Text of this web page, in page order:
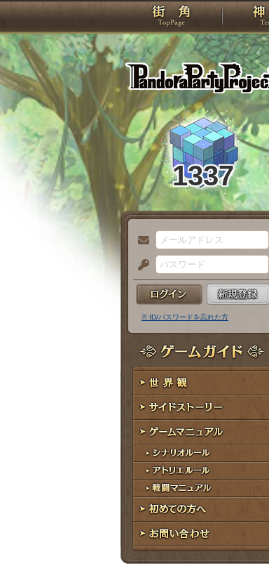
TOP
1337
メ
ー
ル
ア
ド
レ
ス
パ
ス
ー
ド
※ ID/パスワードを忘れた方
ゲームガイド
世界観
サイドストーリー
ゲームマニュアル
シナリオルール
アトリエルール
戦闘マニュアル
初めての方へ
お問い合わせ